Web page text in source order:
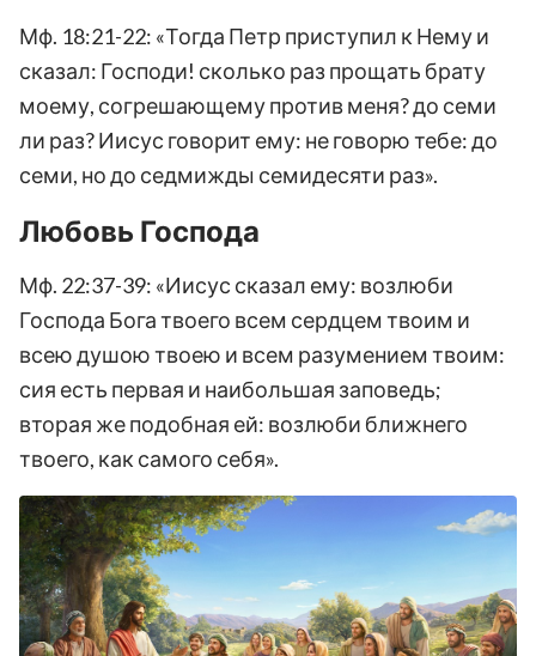
Мф. 18:21-22: «Тогда Петр приступил к Нему и
сказал: Господи! сколько раз прощать брату
моему, согрешающему против меня? до семи
ли раз? Иисус говорит ему: не говорю тебе: до
семи, но до седмижды семидесяти раз».
Любовь Господа
Мф. 22:37-39: «Иисус сказал ему: возлюби
Господа Бога твоего всем сердцем твоим и
всею душою твоею и всем разумением твоим:
сия есть первая и наибольшая заповедь;
вторая же подобная ей: возлюби ближнего
твоего, как самого себя».